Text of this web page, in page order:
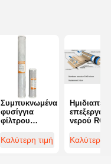
Συμπυκνωμένα
φυσίγγια
φίλτρου
άνθρακα 10
ιντσών ή 20
Καλύτερη τιμή
νερού RO
Μεμβράνη
Καλύτερη